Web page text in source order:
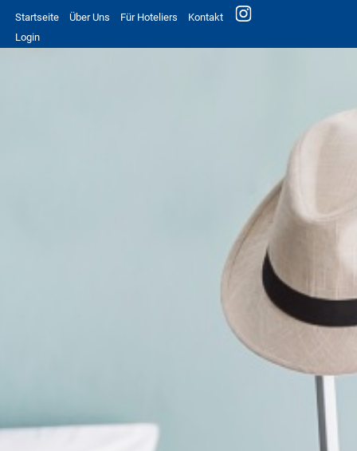
Startseite Über Uns Für Hoteliers
Kontakt
Login